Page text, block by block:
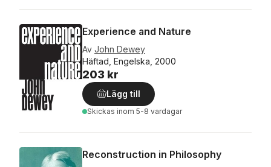
Experience and Nature
Av John Dewey
Häftad, Engelska, 2000
203 kr
Lägg till
Skickas inom 5-8 vardagar
Reconstruction in Philosophy